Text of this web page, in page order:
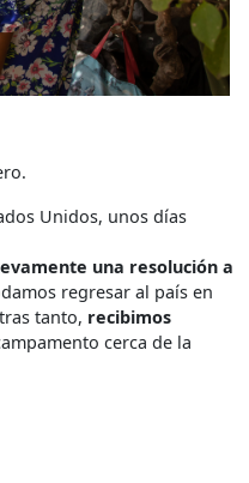
Unidos, unos días
una resolución a
regresar al país en
tanto, recibimos
cerca de la